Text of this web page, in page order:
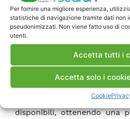
Per fornire una migliore esperienza,
statistiche di navigazione tramite dati non
pseudonimizzati. Non viene fatto uso di
utenti.
Accetta tutti i
Accetta solo i
Cookie
75% conferma che anche
correttamente identificate
Inoltre, l’efficacia
diga di Gleno (situata nelle
confrontando i risultati di
riguardanti l’applicazione
monodimensionali e
inondata ricostruita da
disponibili, ottenendo una